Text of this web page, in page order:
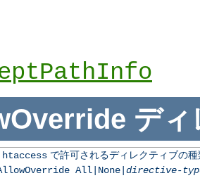
ディ
で許可されるディレクティブの種
All|None| directive-